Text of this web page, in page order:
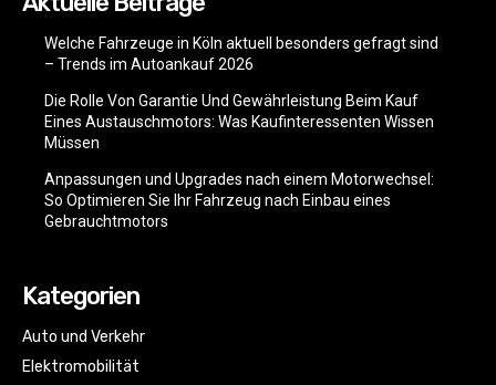
Welche Fahrzeuge in Köln aktuell besonders gefragt sind
– Trends im Autoankauf 2026
Die Rolle Von Garantie Und Gewährleistung Beim Kauf
Eines Austauschmotors: Was Kaufinteressenten Wissen
Müssen
Anpassungen und Upgrades nach einem Motorwechsel:
So Optimieren Sie Ihr Fahrzeug nach Einbau eines
Gebrauchtmotors
Kategorien
Auto und Verkehr
Elektromobilität